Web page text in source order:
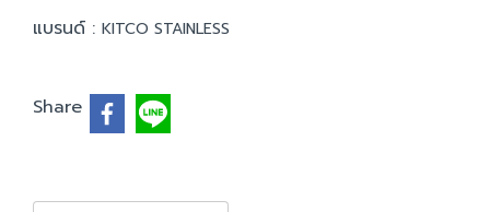
แบรนด์ : KITCO STAINLESS
Share